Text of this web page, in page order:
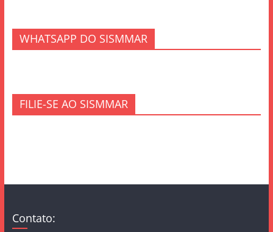
WHATSAPP DO SISMMAR
FILIE-SE AO SISMMAR
Contato: